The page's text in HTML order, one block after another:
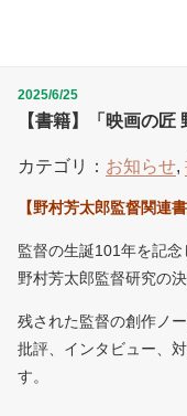
【書籍】「映画の
2025/6/25
カテゴリ： お知らせ,
【野村芳太郎監督関連書
監督の生誕101年を記
野村芳太郎監督研究の
残された監督の創作ノ
批評、インタビュー、
す。